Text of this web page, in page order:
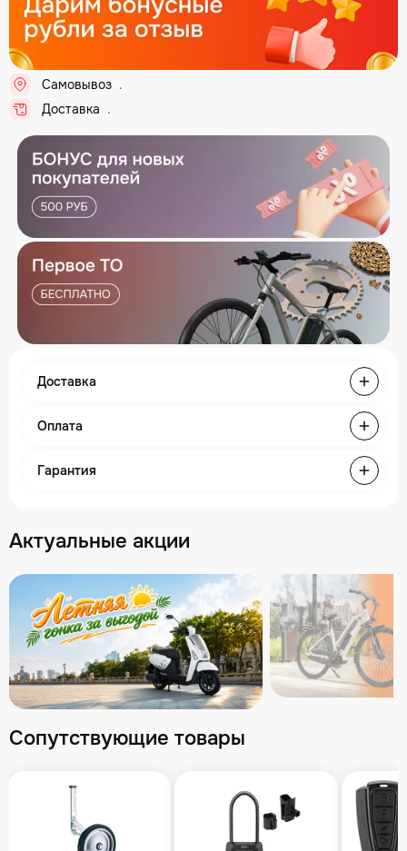
Самовывоз ..
Доставка ..
Доставка
Оплата
Гарантия
Актуальные акции
Сопутствующие товары